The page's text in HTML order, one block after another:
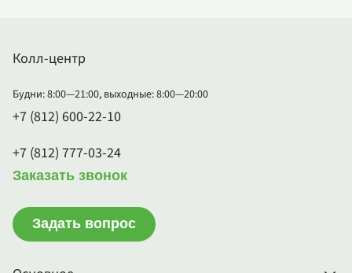
Колл-центр
Будни: 8:00—21:00, выходные: 8:00—20:00
+7 (812) 600-22-10
+7 (812) 777-03-24
Заказать звонок
Задать вопрос